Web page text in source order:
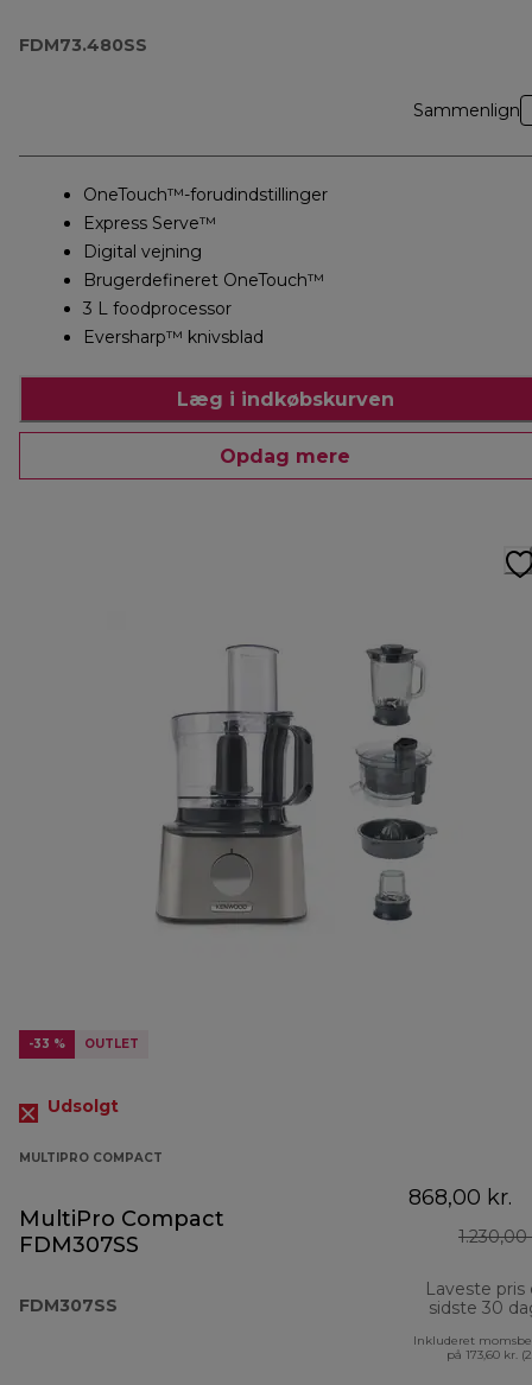
FDM73.480SS
Sammenlign
OneTouch™-forudindstillinger
Express Serve™
Digital vejning
Brugerdefineret OneTouch™
3 L foodprocessor
Eversharp™ knivsblad
Læg i indkøbskurven
Opdag mere
-33 % OUTLET
Udsolgt
MULTIPRO COMPACT
MultiPro Compact
FDM307SS
FDM307SS
868,00 kr.
1.230,00
Laveste pris
sidste 30
Inkluderet
på 173,60 kr.